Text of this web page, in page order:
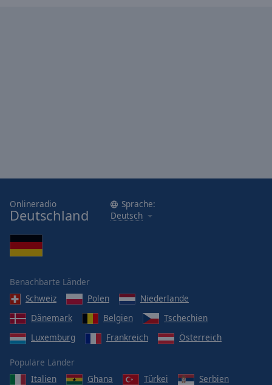
Onlineradio
Deutschland
Sprache:
Deutsch
Benachbarte Länder
Schweiz
Polen
Niederlande
Dänemark
Belgien
Tschechien
Luxemburg
Frankreich Österreich
Populäre Länder
Italien
Ghana Türkei Serbien